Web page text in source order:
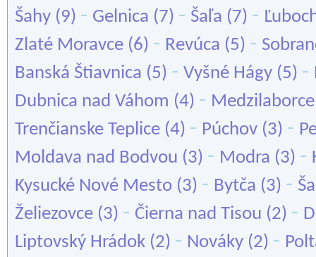
Šahy (9) - Gelnica (7) - Šaľa (7) -
Zlaté Moravce (6) - Revúca (5) -
Banská Štiavnica (5) - Vyšné Hágy (5) -
Dubnica nad Váhom (4) - Medzilaborce
Trenčianske Teplice (4) - Púchov (3) -
Moldava nad Bodvou (3) - Modra (3) -
Kysucké Nové Mesto (3) - Bytča (3) -
Želiezovce (3) - Čierna nad Tisou (2) -
Liptovský Hrádok (2) - Nováky (2) -